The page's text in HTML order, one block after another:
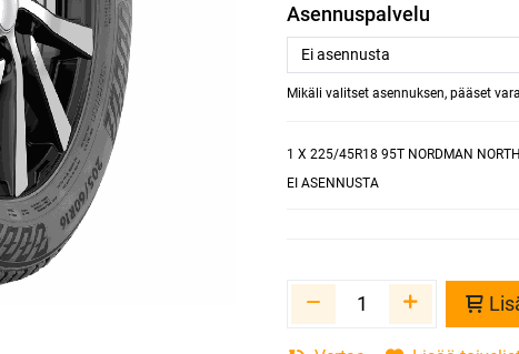
Asennuspalvelu
Mikäli valitset asennuksen, pääset
1 X 225/45R18 95T NORDMAN
EI ASENNUSTA